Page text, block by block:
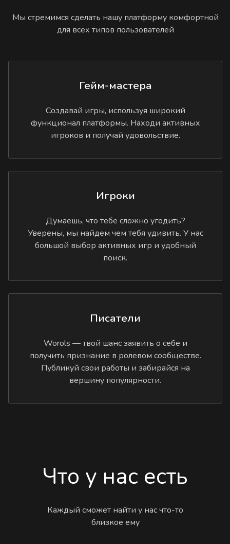
Мы стремимся сделать нашу платформу комфортной
для всех типов пользователей
Гейм-мастера
Создавай игры, используя широкий
функционал платформы. Находи активных
игроков и получай удовольствие.
Игроки
Думаешь, что тебе сложно угодить?
Уверены, мы найдем чем тебя удивить. У нас
большой выбор активных игр и удобный
поиск.
Писатели
Worols — твой шанс заявить о себе и
получить признание в ролевом сообществе.
Публикуй свои работы и забирайся на
вершину популярности.
Что у нас есть
Каждый сможет найти у нас что-то
близкое ему